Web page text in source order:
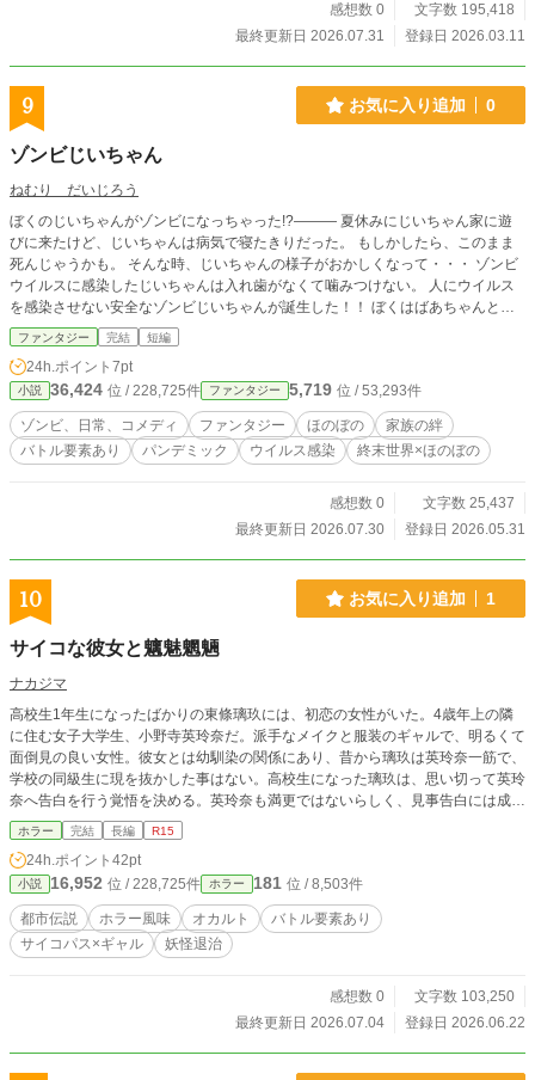
感想数 0
文字数 195,418
最終更新日 2026.07.31
登録日 2026.03.11
9 お気に入り追加 0
ゾンビじいちゃん
ねむり だいじろう
ぼくのじいちゃんがゾンビになっちゃった!?――― 夏休みにじいちゃん家に遊
びに来たけど、じいちゃんは病気で寝たきりだった。 もしかしたら、このまま
死んじゃうかも。 そんな時、じいちゃんの様子がおかしくなって・・・ ゾンビ
ウイルスに感染したじいちゃんは入れ歯がなくて噛みつけない。 人にウイルス
を感染させない安全なゾンビじいちゃんが誕生した！！ ぼくはばあちゃんとバ
ディを組んで、 じいちゃんや町の人たちをゾンビウイルスから解放させる冒険
へ出発だ！ 人の死なないゾンビファンタジー？？ ハートフルゾンビコメディー
始まるよ～
ファンタジー 完結 短編
24h.ポイント 7pt
小説 36,424 位 / 228,725件 ファンタジー 5,719 位 / 53,293件
ゾンビ、日常、コメディ ファンタジー ほのぼの
家族の絆
バトル要素あり
パンデミック ウイルス感染 終末世界×ほのぼの
感想数 0
文字数 25,437
最終更新日 2026.07.30
登録日 2026.05.31
10 お気に入り追加 1
サイコな彼女と魑魅魍魎
ナカジマ
高校生1年生になったばかりの東條璃玖には、初恋の女性がいた。4歳年上の隣
に住む女子大学生、小野寺英玲奈だ。派手なメイクと服装のギャルで、明るくて
面倒見の良い女性。彼女とは幼馴染の関係にあり、昔から璃玖は英玲奈一筋で、
学校の同級生に現を抜かした事はない。高校生になった璃玖は、思い切って英玲
奈へ告白を行う覚悟を決める。英玲奈も満更ではないらしく、見事告白には成
功。楽しいバラ色の生活が始まった。当初璃玖は、そう思っていた。しかし英玲
奈には、璃玖の知らない裏の顔があった。彼女はなんと、怪異と戦う特別な職業
に就いていた。刀を手に化物を斬り殺し、満面の笑顔を浮かべる英玲奈。知らな
かった一面を見せられ、驚きを隠せない璃玖。しかし、狂気に染まる英玲奈もま
た、魅力的に見えていた。交際の継続を求めた高校生の少年が、怪異と戦う初恋
の女性と共に、人ならざる者達との戦いの日々を送っていく。
ホラー 完結 長編 R15
24h.ポイント 42pt
小説 16,952 位 / 228,725件 ホラー 181 位 / 8,503件
都市伝説 ホラー風味 オカルト
バトル要素あり
サイコパス×ギャル
妖怪退治
感想数 0
文字数 103,250
最終更新日 2026.07.04
登録日 2026.06.22